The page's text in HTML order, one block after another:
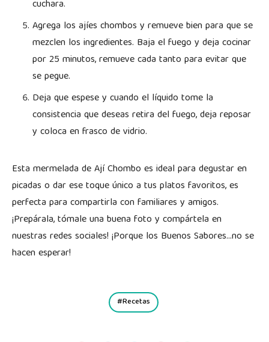
cuchara.
Agrega los ajíes chombos y remueve bien para que se
mezclen los ingredientes. Baja el fuego y deja cocinar
por 25 minutos, remueve cada tanto para evitar que
se pegue.
Deja que espese y cuando el líquido tome la
consistencia que deseas retira del fuego, deja reposar
y coloca en frasco de vidrio.
Esta mermelada de Ají Chombo es ideal para degustar en
picadas o dar ese toque único a tus platos favoritos, es
perfecta para compartirla con familiares y amigos.
¡Prepárala, tómale una buena foto y compártela en
nuestras redes sociales! ¡Porque los Buenos Sabores…no se
hacen esperar!
Recetas